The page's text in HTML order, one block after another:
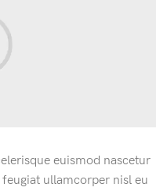
euismod nascetur
ullamcorper nisl eu